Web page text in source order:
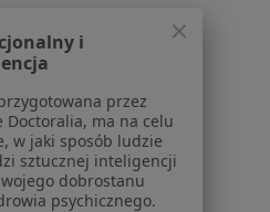
medyczne
i odpowiedzi
i zabiegi
mobilne
i
przez
Doctoralia, ma na celu
w jaki sposób ludzie
sztucznej inteligencji
dobrostanu
psychicznego.